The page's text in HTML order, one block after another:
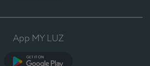
App MY LUZ